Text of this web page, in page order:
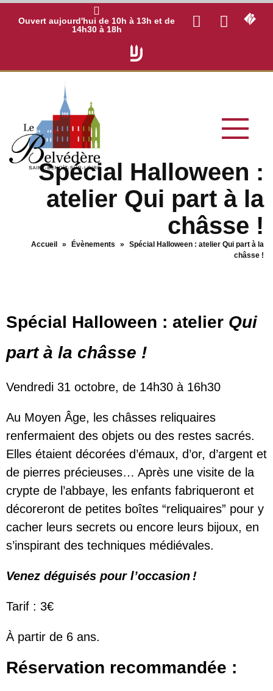
Ouvert aujourd'hui de 10h à 13h et de
14h30 à 18h
Spécial Halloween :
atelier Qui part à la
châsse !
Accueil » Évènements »
Spécial Halloween : atelier Qui part à la
châsse !
Spécial Halloween : atelier Qui
part à la châsse !
Vendredi 31 octobre, de 14h30 à 16h30
Au Moyen Âge, les châsses reliquaires
renfermaient des objets ou des restes sacrés.
Elles étaient décorées d’émaux, d’or, d’argent et
de pierres précieuses… Après une visite de la
crypte de l’abbaye, les enfants fabriqueront et
décoreront de petites boîtes “reliquaires” pour y
cacher leurs secrets ou encore leurs bijoux, en
s’inspirant des techniques médiévales.
Venez déguisés pour l’occasion !
Tarif : 3€
À partir de 6 ans.
Réservation recommandée :